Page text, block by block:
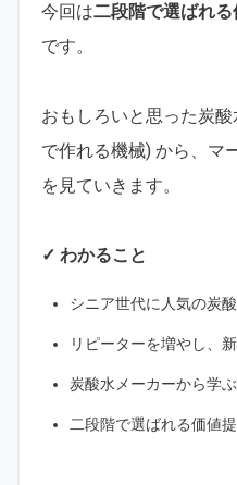
今回は二段階で選ばれ
です。
おもしろいと思った炭
で作れる機械) から、マ
を見ていきます。
✓ わかること
シニア世代に人気の炭
リピーターを増やし、
炭酸水メーカーから学
二段階で選ばれる価値